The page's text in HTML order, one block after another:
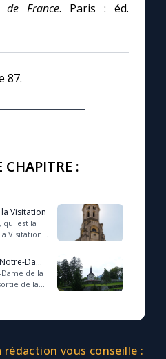
de France. Paris : éd.
87.
CHAPITRE :
Visitation
qui est la
Visitation,
Dame
de la
de la
rédaction vous conseille :